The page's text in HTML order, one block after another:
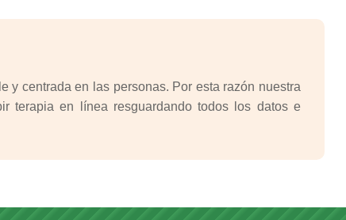
y centrada en las personas. Por esta razón nuestra
terapia en línea resguardando todos los datos e